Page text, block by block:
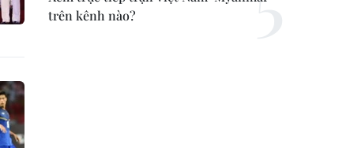
trên kênh nào?